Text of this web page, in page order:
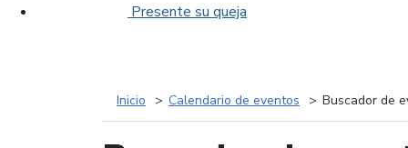
Presente su queja
Inicio Calendario de eventos Buscador de